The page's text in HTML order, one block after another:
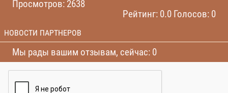
Просмотров: 2638
Рейтинг: 0.0 Голосов: 0
НОВОСТИ ПАРТНЕРОВ
Мы рады вашим отзывам, сейчас: 0